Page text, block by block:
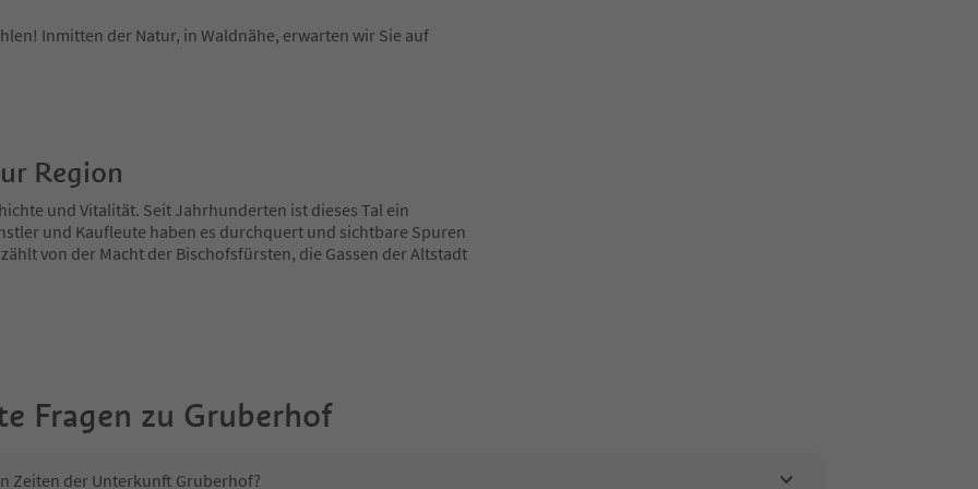
Inmitten der Natur, in Waldnähe, erwarten wir Sie auf
Region
und Vitalität. Seit Jahrhunderten ist dieses Tal ein
und Kaufleute haben es durchquert und sichtbare Spuren
von der Macht der Bischofsfürsten, die Gassen der Altstadt
Fragen zu Gruberhof
Zeiten der Unterkunft Gruberhof?